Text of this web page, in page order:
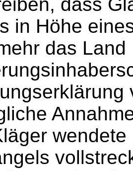
in Höhe
das